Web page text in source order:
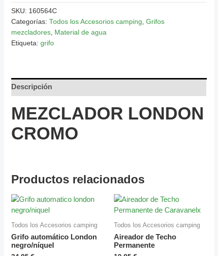
SKU: 160564C
Categorías:Todos los Accesorios camping ,Grifos
mezcladores Material de agua
Etiqueta:grifo
Descripción
MEZCLADOR LONDON
CROMO
Productos relacionados
Todos los Accesorios camping
Grifo automático London
negro/níquel
Todos los Accesorios camping
Aireador de Techo
Permanente